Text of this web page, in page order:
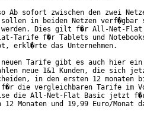
Ab sofort zwischen den zwei
in beiden Netzen verf�gbar
werden. Dies gilt f�r All-Net-
Tarife f�r Tablets und
erkl�rte das Unternehmen.
neuen Tarife gibt es auch hier ein
neue 1&1 Kunden, die sich
in den ersten 12 monaten
f�r die vergleichbaren Tarife im
die All-Net-Flat Basic jetzt
Monaten und 19,99 Euro/Monat